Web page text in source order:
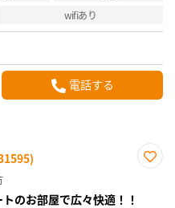
wifiあり
電話する
のお部屋で広々快適！！